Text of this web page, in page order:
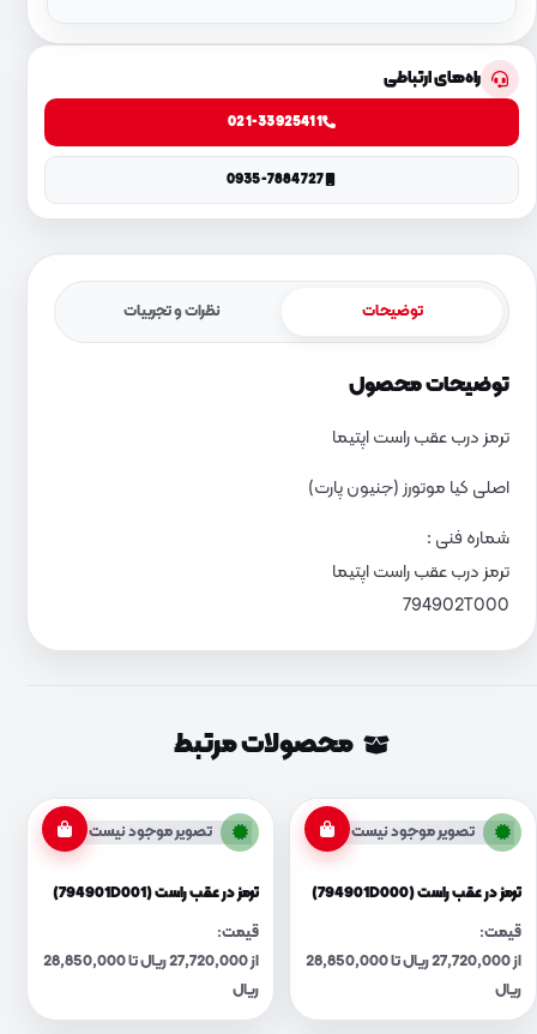
راه‌های ارتباطی
021-33925411
0935-7884727
توضیحات نظرات و تجربیات
توضیحات محصول
ترمز درب عقب راست اپتیما
اصلی کیا موتورز (جنیون پارت)
شماره فنی :
ترمز درب عقب راست اپتیما
794902T000
محصولات مرتبط
تصویر موجود نیست
ترمز در عقب راست (794901D000)
قیمت:
از 27,720,000 ریال تا 28,850,000
ریال
تصویر موجود نیست
ترمز در عقب راست (794901D001)
قیمت:
از 27,720,000 ریال تا 28,850,000
ریال